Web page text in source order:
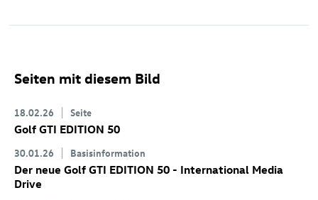
Seiten mit diesem Bild
18.02.26 Seite
Golf GTI EDITION 50
30.01.26 Basisinformation
Der neue Golf GTI EDITION 50 - International Media
Drive